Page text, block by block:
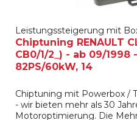
Leistungssteigerung mit
Chiptuning RENAULT
CB0/1/2_) - ab 09/1998
82PS/60kW, 14
Chiptuning mit Powerbox /
- wir bieten mehr als 30
Motoroptimierung. Die